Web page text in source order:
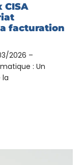
CISA
facturation
2026 –
: Un
la